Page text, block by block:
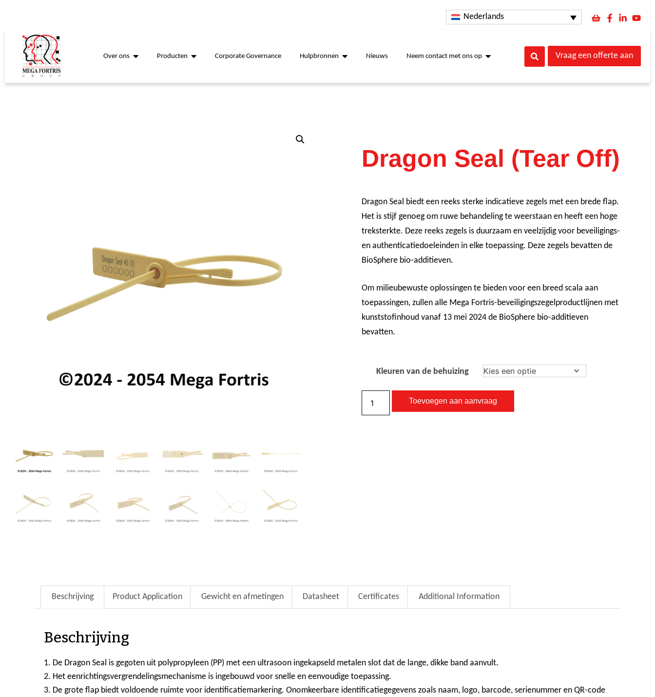
Nederlands
Over ons Producten Corporate Governance Hulpbronnen Nieuws Neem contact met ons op Vraag een offerte aan
Dragon Seal (Tear Off)
Dragon Seal biedt een reeks sterke indicatieve zegels met een brede flap.
Het is stijf genoeg om ruwe behandeling te weerstaan en heeft een hoge
treksterkte. Deze reeks zegels is duurzaam en veelzijdig voor beveiligings-
en authenticatiedoeleinden in elke toepassing. Deze zegels bevatten de
BioSphere bio-additieven.
Om milieubewuste oplossingen te bieden voor een breed scala aan
toepassingen, zullen alle Mega Fortris-beveiligingszegelproductlijnen met
kunststofinhoud vanaf 13 mei 2024 de BioSphere bio-additieven
bevatten.
Kleuren van de behuizing
Toevoegen aan aanvraag
Beschrijving Product Application Gewicht en afmetingen Datasheet Certificates Additional Information
Beschrijving
1. De Dragon Seal is gegoten uit polypropyleen (PP) met een ultrasoon ingekapseld metalen slot dat de lange, dikke band aanvult.
2. Het eenrichtingsvergrendelingsmechanisme is ingebouwd voor snelle en eenvoudige toepassing.
3. De grote flap biedt voldoende ruimte voor identificatiemarkering. Onomkeerbare identificatiegegevens zoals naam, logo, barcode, serienummer en QR-code